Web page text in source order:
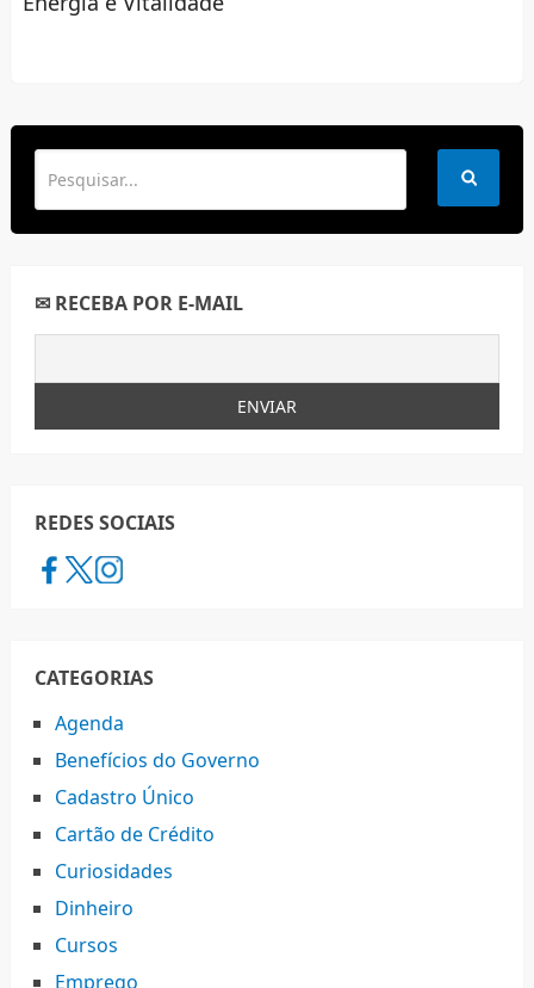
✉ RECEBA POR E-MAIL
REDES SOCIAIS
CATEGORIAS
Agenda
Benefícios do Governo
Cadastro Único
Cartão de Crédito
Curiosidades
Dinheiro
Cursos
Emprego